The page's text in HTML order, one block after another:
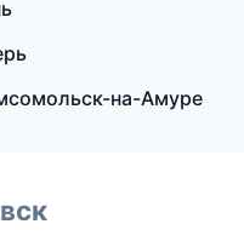
на-Амуре